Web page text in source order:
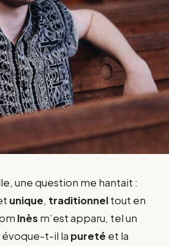
une question me hantait :
unique, traditionneltout en
Inès m’est apparu, tel un
évoque-t-il la pureté et la